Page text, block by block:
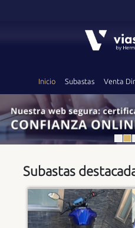
Inicio Subastas Venta
Subastas